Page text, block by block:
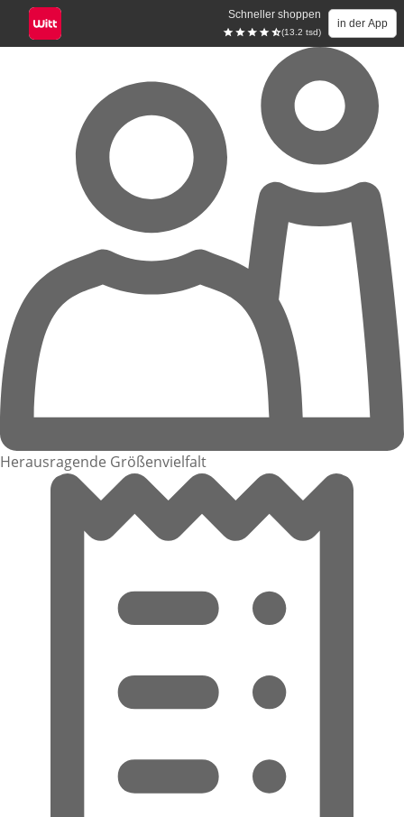
Schneller shoppen
(13.2 tsd)
in der App
Herausragende Größenvielfalt